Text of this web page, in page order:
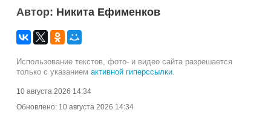
Автор: Никита Ефименков
Использование текстов, фото- и видео сайта разрешается
только с указанием активной гиперссылки.
10 августа 2026 14:34
Обновлено: 10 августа 2026 14:34